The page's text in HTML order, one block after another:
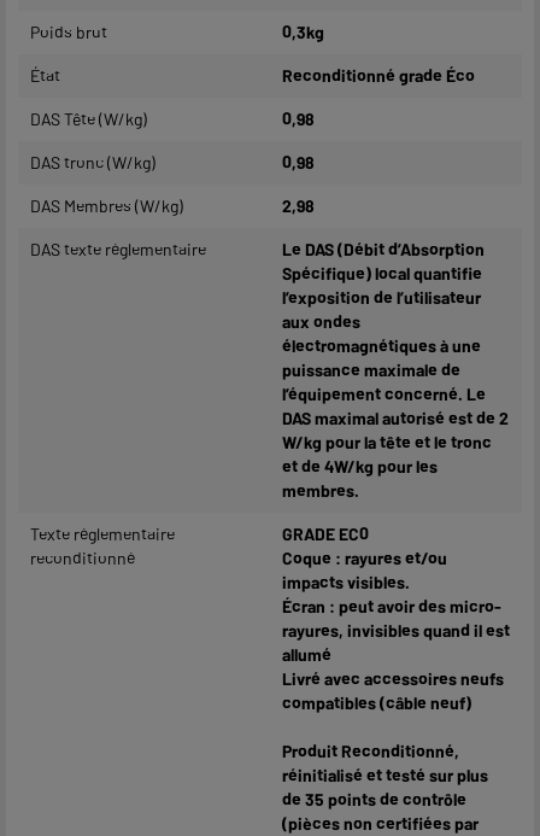
Poids brut 0,3kg
État Reconditionné grade Éco
DAS Tête (W/kg) 0,98
DAS tronc (W/kg) 0,98
DAS Membres (W/kg) 2,98
DAS texte réglementaire
Le DAS (Débit d’Absorption
Spécifique) local quantifie
l’exposition de l’utilisateur
aux ondes
électromagnétiques à une
puissance maximale de
l’équipement concerné. Le
DAS maximal autorisé est de 2
W/kg pour la tête et le tronc
et de 4W/kg pour les
membres.
Texte réglementaire
reconditionné
GRADE EC0
Coque : rayures et/ou
impacts visibles.
Écran : peut avoir des micro-
rayures, invisibles quand il est
allumé
Livré avec accessoires neufs
compatibles (câble neuf)
Produit Reconditionné,
réinitialisé et testé sur plus
de 35 points de contrôle
(pièces non certifiées par